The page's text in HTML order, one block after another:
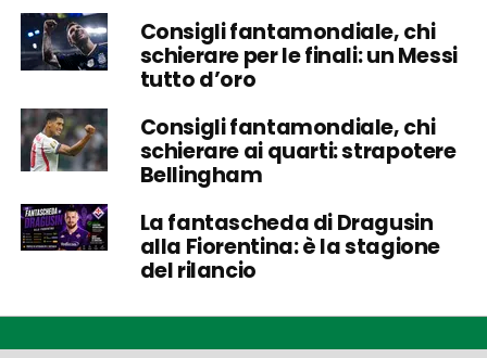
Consigli fantamondiale, chi
schierare per le finali: un Messi
tutto d’oro
Consigli fantamondiale, chi
schierare ai quarti: strapotere
Bellingham
La fantascheda di Dragusin
alla Fiorentina: è la stagione
del rilancio